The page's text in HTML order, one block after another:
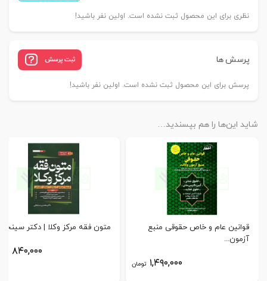
نظری برای این محصول ثبت نشده است. اولین نفر باشید!
پرسش ها ثبت پرسش
پرسش برای این محصول ثبت نشده است. اولین نفر باشید!
شاید این‌ها را هم بپسندید…
قوانین عام و خاص حقوقی منبع
آزمون...
۱,۴۹۰,۰۰۰ تومان
متون فقه مرکز وکلا | دکتر
۸۴۰,۰۰۰